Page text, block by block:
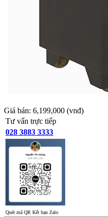
Giá bán: 6,199,000 (vnđ)
Tư vấn trực tiếp
028 3883 3333
Quét mã QR Kết bạn Zalo